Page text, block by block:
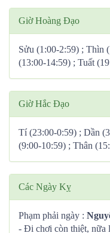
Giờ Hoàng Đạo
Sửu (1:00-2:59) ; Thìn
(13:00-14:59) ; Tuất
Giờ Hắc Đạo
Tí (23:00-0:59) ; Dần
(9:00-10:59) ; Thân
Các Ngày Kỵ
Phạm phải ngày :
- Đi chơi còn thiệt, nữa